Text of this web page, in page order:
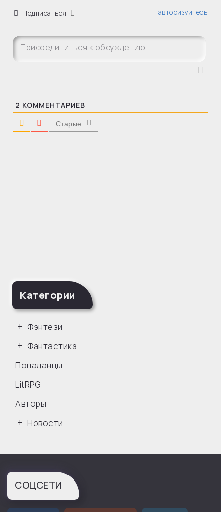
Подписаться авторизуйтесь
2 КОММЕНТАРИЕВ
Старые
Категории
Фэнтези
Фантастика
Попаданцы
LitRPG
Авторы
Новости
СОЦСЕТИ